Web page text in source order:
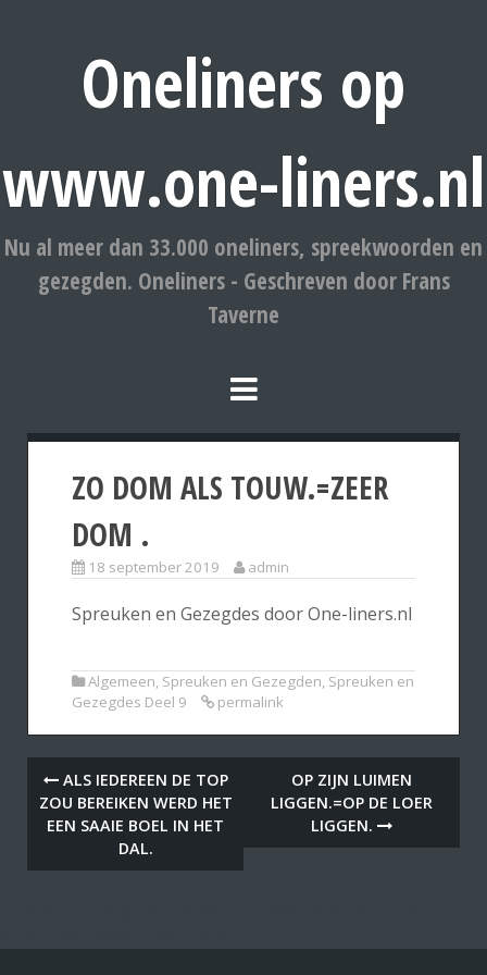
Oneliners op
www.one-liners.nl
Nu al meer dan 33.000 oneliners, spreekwoorden en
gezegden. Oneliners - Geschreven door Frans
Taverne
ZO DOM ALS TOUW.=ZEER
DOM .
18 september 2019 admin
Spreuken en Gezegdes door One-liners.nl
Algemeen, Spreuken en Gezegden, Spreuken en
Gezegdes Deel 9
permalink
ALS IEDEREEN DE TOP
ZOU BEREIKEN WERD HET
EEN SAAIE BOEL IN HET
DAL.
OP ZIJN LUIMEN
LIGGEN.=OP DE LOER
LIGGEN.